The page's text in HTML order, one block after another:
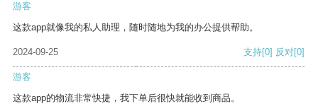
游客
这款app就像我的私人助理，随时随地为我的办公提供帮助。
2024-09-25 支持[0] 反对[0]
游客
这款app的物流非常快捷，我下单后很快就能收到商品。